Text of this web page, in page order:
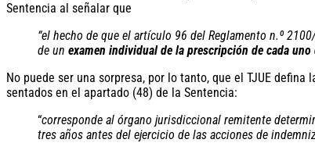
Sentencia al señalar que
“el hecho de que el artículo 96 del Reglamento n.º
de un examen individual de la prescripción de cada
No puede ser una sorpresa, por lo tanto, que el TJUE
sentados en el apartado (48) de la Sentencia:
“corresponde al órgano jurisdiccional remitente
tres años antes del ejercicio de las acciones de